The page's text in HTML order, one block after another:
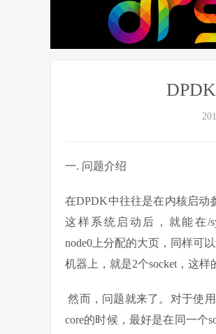
一. 问题介绍
在DPDK中往往是在内核启动
这样系统启动后，就能在/sys/
node0上分配的大页，同样可
机器上，就是2个socket，这样
然而，问题就来了。对于使
core的时候，最好是在同一个